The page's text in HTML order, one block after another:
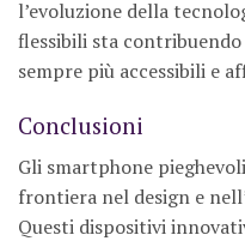
l’evoluzione della
flessibili sta
sempre più accessibili e
Conclusioni
Gli smartphone
frontiera nel design e
Questi dispositivi